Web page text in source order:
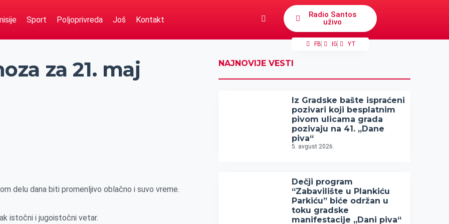
Sport Poljoprivreda Još Kontakt
Radio Santos
uživo
FB IG YT
za 21. maj
delu dana biti promenljivo oblačno i suvo vreme.
istočni i jugoistočni vetar.
NAJNOVIJE VESTI
Iz Gradske bašte ispraćeni
pozivari koji besplatnim
pivom ulicama grada
pozivaju na 41. „Dane
piva“
5. avgust 2026.
Dečji program
“Zabavilište u Plankiću
Parkiću” biće održan u
toku gradske
manifestacije „Dani piva“